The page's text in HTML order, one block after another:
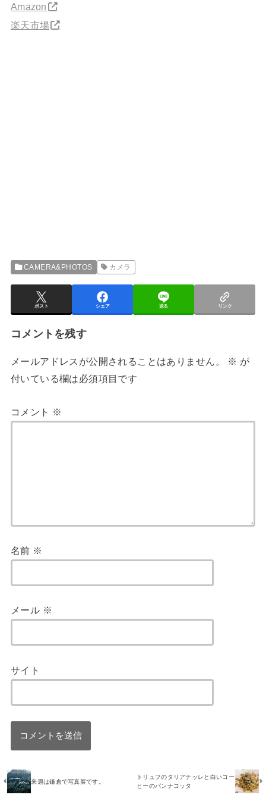
Amazon
楽天市場
CAMERA&PHOTOS カメラ
ポスト シェア 送る リンク
コメントを残す
メールアドレスが公開されることはありません。 ※ が
付いている欄は必須項目です
コメント ※
名前 ※
メール ※
サイト
来週は鎌倉で写真展です。
トリュフのタリアテッレと白いコー
ヒーのパンナコッタ